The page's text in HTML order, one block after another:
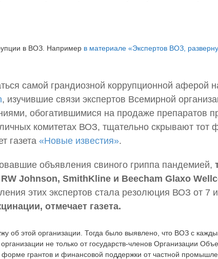
в ВОЗ. Например в материале «Экспертов ВОЗ,
самой грандиозной коррупционной
, изучившие связи экспертов Всемирной
обогатившимися на продаже препаратов
комитетах ВОЗ, тщательно скрывают тот
газета«Новые известия».
объявления свиного гриппа пандемией,
Johnson, SmithKline и Beecham Glaxo
этих экспертов стала резолюция ВОЗ от 7
отмечает газета.
об этой организации. Тогда было выявлено, что ВОЗ с
не только от государств-членов Организации
грантов и финансовой поддержки от частной